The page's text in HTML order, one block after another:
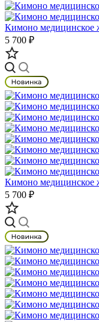
Кимоно медицинское
5 700 ₽
Кимоно медицинское
5 700 ₽